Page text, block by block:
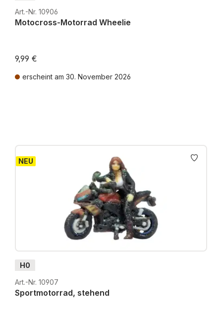
Art.-Nr. 10906
Motocross-Motorrad Wheelie
9,99 €
erscheint am 30. November 2026
NEU
H0
Art.-Nr. 10907
Sportmotorrad, stehend